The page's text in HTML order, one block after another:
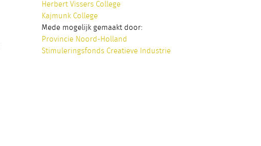
Herbert Vissers College
Kajmunk College
Mede mogelijk gemaakt door:
Provincie Noord-Holland
Stimuleringsfonds Creatieve Industrie